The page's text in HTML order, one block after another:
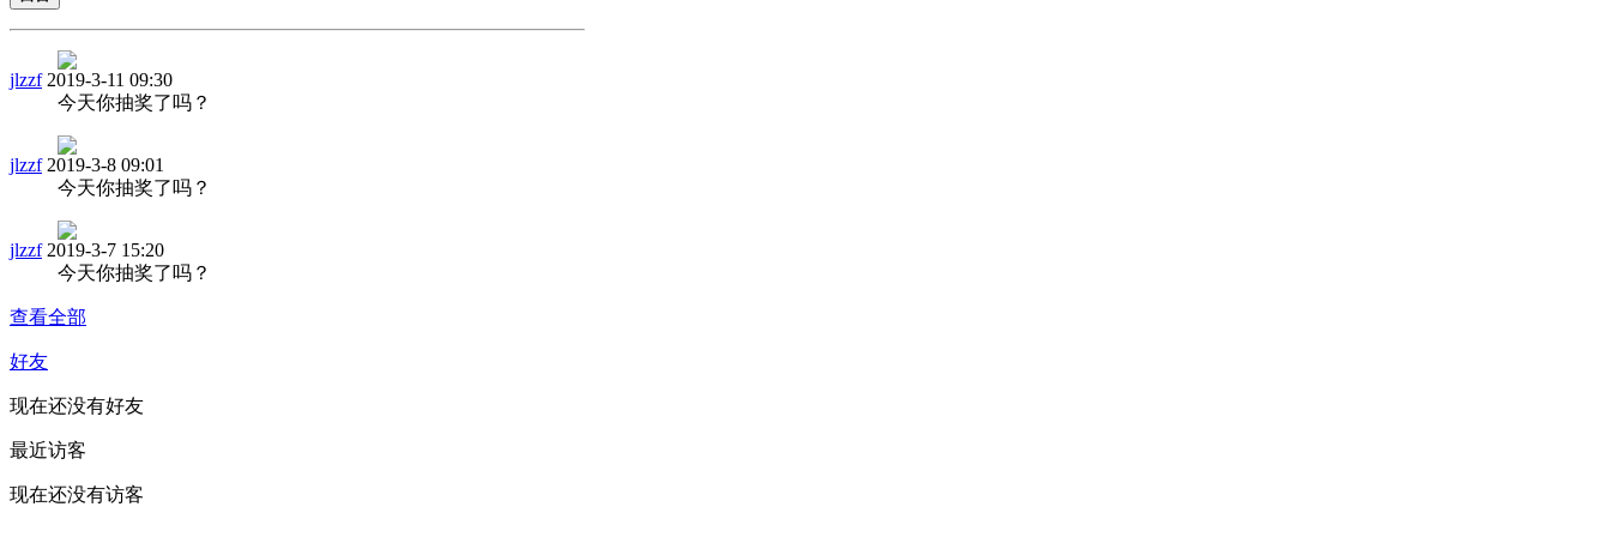
jlzzf 2019-3-11 09:30
今天你抽奖了吗？
jlzzf 2019-3-8 09:01
今天你抽奖了吗？
jlzzf 2019-3-7 15:20
今天你抽奖了吗？
查看全部
好友
现在还没有好友
最近访客
现在还没有访客